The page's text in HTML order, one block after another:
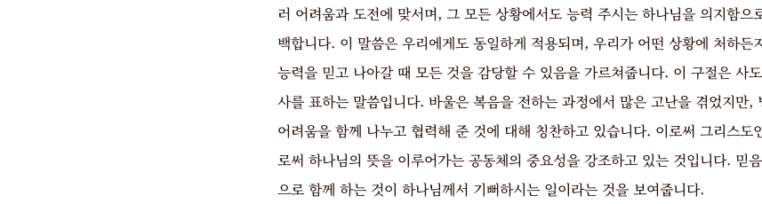
러 어려움과 도전에 맞서며, 그 모든 상황에서도 능력 주시는 하나님을 의지함으
백합니다. 이 말씀은 우리에게도 동일하게 적용되며, 우리가 어떤 상황에 처하든
능력을 믿고 나아갈 때 모든 것을 감당할 수 있음을 가르쳐줍니다. 이 구절은 사
사를 표하는 말씀입니다. 바울은 복음을 전하는 과정에서 많은 고난을 겪었지만,
어려움을 함께 나누고 협력해 준 것에 대해 칭찬하고 있습니다. 이로써 그리스도
로써 하나님의 뜻을 이루어가는 공동체의 중요성을 강조하고 있는 것입니다. 믿
으로 함께 하는 것이 하나님께서 기뻐하시는 일이라는 것을 보여줍니다.